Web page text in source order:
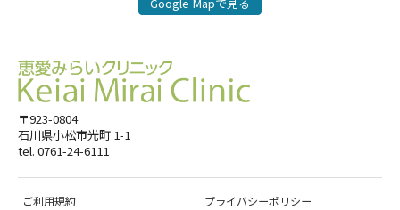
〒923-0804
石川県小松市光町 1-1
tel. 0761-24-6111
ご利用規約
プライバシーポリシー